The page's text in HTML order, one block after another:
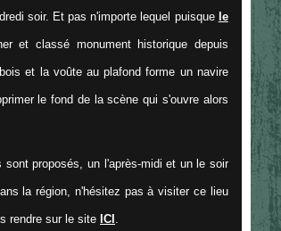
soir. Et pas n'importe lequel puisque le
et classé monument historique depuis
et la voûte au plafond forme un navire
le fond de la scène qui s'ouvre alors
proposés, un l'après-midi et un le soir
la région, n'hésitez pas à visiter ce lieu
rendre sur le site ICI .